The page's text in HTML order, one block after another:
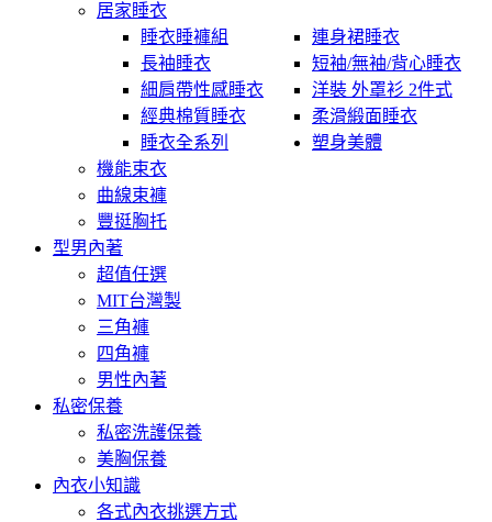
居家睡衣
睡衣睡褲組
連身裙睡衣
長袖睡衣
短袖/無袖/背心睡衣
細肩帶性感睡衣
洋裝 外罩衫 2件式
經典棉質睡衣
柔滑緞面睡衣
睡衣全系列
塑身美體
機能束衣
曲線束褲
豐挺胸托
型男內著
超值任選
MIT台灣製
三角褲
四角褲
男性內著
私密保養
私密洗護保養
美胸保養
內衣小知識
各式內衣挑選方式